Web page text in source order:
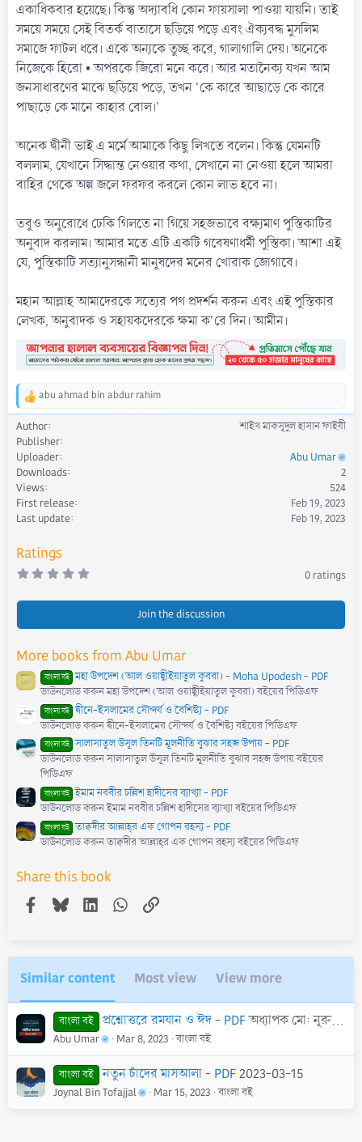
একাধিকবার হয়েছে। কিন্তু অদ্যাবধি কোন ফায়সালা পাওয়া যায়নি। তাই
সময়ে সময়ে সেই বিতর্ক বাতাসে ছড়িয়ে পড়ে এবং ঐক্যবদ্ধ মুসলিম
সমাজে ফাটল ধরে। একে অন্যকে তুচ্ছ করে, গালাগালি দেয়। অনেকে
নিজেকে হিরো • অপরকে জিরো মনে করে। আর মতানৈক্য যখন আম
জনসাধারণের মাঝে ছড়িয়ে পড়ে, তখন 'কে কারে আছাড়ে কে কারে
পাছাড়ে কে মানে কাহার বোল।'
অনেক দ্বীনী ভাই এ মর্মে আমাকে কিছু লিখতে বলেন। কিন্তু যেমনটি
বললাম, যেখানে সিদ্ধান্ত নেওয়ার কথা, সেখানে না নেওয়া হলে আমরা
বাহির থেকে অল্প জলে ফরফর করলে কোন লাভ হবে না।
তবুও অনুরোধে ঢেকি গিলতে না গিয়ে সহজভাবে বক্ষ্যমাণ পুস্তিকাটির
অনুবাদ করলাম। আমার মতে এটি একটি গবেষণাধর্মী পুস্তিকা। আশা এই
যে, পুস্তিকাটি সত্যানুসন্ধানী মানুষদের মনের খোরাক জোগাবে।
মহান আল্লাহ আমাদেরকে সত্যের পথ প্রদর্শন করুন এবং এই পুস্তিকার
লেখক, অনুবাদক ও সহায়কদেরকে ক্ষমা ক'রে দিন। আমীন।
R
e
a
c
t
i
o
n
s
abu ahmad bin abdur rahim
Author
শাইখ মাকসূদুল হাসান ফাইযী
Publisher
Uploader
Abu Umar
Downloads
2
Views
524
First release
Feb 19, 2023
Last update
Feb 19, 2023
Ratings
0
0
(
s
)
0 ratings
Join the discussion
More books from Abu Umar
বাংলা বই মহা উপদেশ (আল ওয়াছ্বীইয়াতুল কুবরা) - Moha Upodesh - PDF
ডাউনলোড করুন মহা উপদেশ (আল ওয়াছ্বীইয়াতুল কুবরা) বইয়ের পিডিএফ
বাংলা বই দ্বীনে-ইসলামের সৌন্দর্য ও বৈশিষ্ট্য - PDF
ডাউনলোড করুন দ্বীনে-ইসলামের সৌন্দর্য ও বৈশিষ্ট্য বইয়ের পিডিএফ
বাংলা বই সালাসাতুল উসূল তিনটি মূলনীতি বুঝার সহজ উপায় - PDF
ডাউনলোড করুন সালাসাতুল উসূল তিনটি মূলনীতি বুঝার সহজ উপায় বইয়ের
পিডিএফ
বাংলা বই ইমাম নববীর চল্লিশ হাদীসের ব্যাখ্যা - PDF
ডাউনলোড করুন ইমাম নববীর চল্লিশ হাদীসের ব্যাখ্যা বইয়ের পিডিএফ
বাংলা বই তাক্বদীর আল্লাহ্‌র এক গোপন রহস্য - PDF
ডাউনলোড করুন তাক্বদীর আল্লাহ্‌র এক গোপন রহস্য বইয়ের পিডিএফ
Share this book
Facebook
BlueskyLinkedInWhatsApp
Link
Similar content Most view View more
বাংলা বই প্রশ্নোত্তরে রমযান ও ঈদ - PDFঅধ্যাপক মো: নূরুল ইসলাম
Abu Umar Mar 8, 2023 বাংলা বই
বাংলা বই নতুন চাঁদের মাসআলা - PDF2023-03-15
Joynal Bin Tofajjal Mar 15, 2023 বাংলা বই